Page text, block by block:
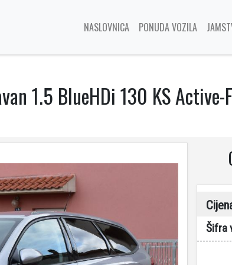
NASLOVNICA PONUDA VOZILA
1.5 BlueHDi 130 KS
Šifra